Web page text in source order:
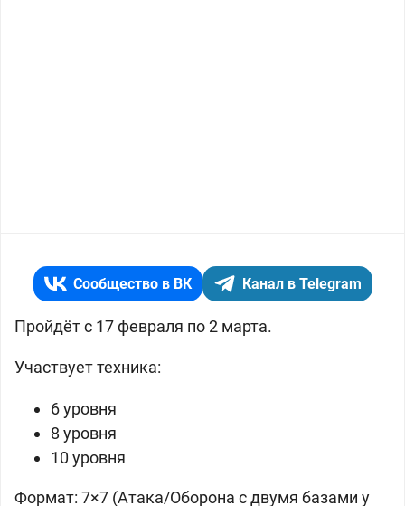
Сообщество в ВК Канал в Telegram
Пройдёт с 17 февраля по 2 марта.
Участвует техника:
6 уровня
8 уровня
10 уровня
Формат: 7×7 (Атака/Оборона с двумя базами у